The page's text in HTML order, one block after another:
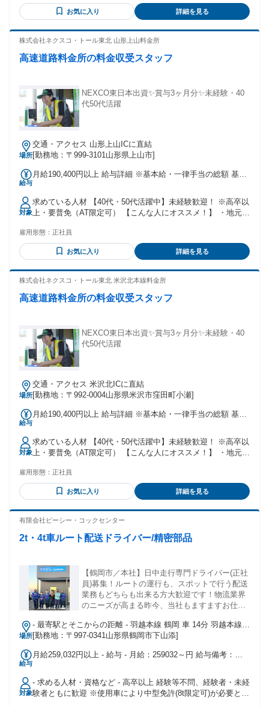
も同条件です。 ※固定残業代25時間相当分 (3万5000円以上)
を含み、 超過分は別途支給します。 ⭐賞与年3回 ⭐昇給年1回
<下記経験がある方もご活躍いただけます！> ・2t・3t・4t・
6tトラック等での配送 ・軽貨物、大型トレーラー、バス、 タ
年齢の条件と理由：あり（例外事由3号のイ・35歳以下（長期
お気に入り 詳細を見る
株式会社ネクスコ・トール東北 山形上山料金所
高速道路料金所の料金収受スタッフ
NEXCO東日本出資✨賞与3ヶ月分✨未経験・40
代50代活躍
場所
交通・アクセス 山形上山ICに直結
[勤務地：〒999-3101山形県上山市]
給与
月給190,400円以上 給与詳細 ※基本給・一律手当の総額 基本
に一律で支払われる通勤・皆勤・家族手当金額：なし 全員に
一律で支払われるその他手当金額：あり 1ヶ月あたり2万4400
円 〜 ★職務手当を含んだ金額です 【以下は、別途支給しま
す】 ★通勤手当 ★扶養手当 →配偶者7000円／ 子1人につき
手当 ★深夜手当 【昇給】 年1回（令和6年度実績） 【賞与】
年2回（計3.2ヶ月分・令和6年度実績）
対象
求めている人材 【40代・50代活躍中】未経験歓迎！ ※高卒以
上・要普免（AT限定可） 【こんな人にオススメ！】 ・地元で
ど、シフト勤務の経験がある方 ・夜勤や交代勤務に慣れてい
て、生活リズムを保ちながら働きたい方 ・人と話すのが好き
で、落ち着いた対応ができる方 ・「最後の転職にしたい」
している人の特徴】 ◆40代・50代を中心に活躍中！ 飲食・製
で働きたい」「体力的に無理なく働きたい」など、 転職理由
を上限(例外事由1号) 定年年齢が63歳のため及び満18歳未満の
深夜業務の原則禁止）
雇用形態： 正社員
お気に入り 詳細を見る
株式会社ネクスコ・トール東北 米沢北本線料金所
高速道路料金所の料金収受スタッフ
NEXCO東日本出資✨賞与3ヶ月分✨未経験・40
代50代活躍
場所
交通・アクセス 米沢北ICに直結
[勤務地：〒992-0004山形県米沢市窪田町小瀬]
給与
月給190,400円以上 給与詳細 ※基本給・一律手当の総額 基本
に一律で支払われる通勤・皆勤・家族手当金額：なし 全員に
一律で支払われるその他手当金額：あり 1ヶ月あたり2万4400
円 〜 ★職務手当を含んだ金額です 【以下は、別途支給しま
す】 ★通勤手当 ★扶養手当 →配偶者7000円／ 子1人につき
手当 ★深夜手当 【昇給】 年1回（令和6年度実績） 【賞与】
年2回（計3.2ヶ月分・令和6年度実績）
対象
求めている人材 【40代・50代活躍中】未経験歓迎！ ※高卒以
上・要普免（AT限定可） 【こんな人にオススメ！】 ・地元で
ど、シフト勤務の経験がある方 ・夜勤や交代勤務に慣れてい
て、生活リズムを保ちながら働きたい方 ・人と話すのが好き
で、落ち着いた対応ができる方 ・「最後の転職にしたい」
している人の特徴】 ◆40代・50代を中心に活躍中！ 飲食・製
で働きたい」「体力的に無理なく働きたい」など、 転職理由
を上限(例外事由1号) 定年年齢が63歳のため及び満18歳未満の
深夜業務の原則禁止）
雇用形態： 正社員
お気に入り 詳細を見る
有限会社ピーシー・コックセンター
2t・4t車ルート配送ドライバー/精密部品
【鶴岡市／本社】日中走行専門ドライバー(正社
員)募集！ルートの運行も、スポットで行う配送
業務もどちらも出来る方大歓迎です！物流業界
のニーズが高まる昨今、当社もますますお仕事
場所
- 最寄駅とそこからの距離 - 羽越本線 鶴岡 車 14分 羽越本線
藤島 車 18分 羽越本線 羽前大山 車 17分
[勤務地：〒997-0341山形県鶴岡市下山添]
給与
月給259,032円以上 - 給与 - 月給：259032～円 給与備考：月
※交通費全額別途支給(規定有り)
対象
- 求める人材・資格など - 高卒以上 経験等不問、経験者・未経
験者ともに歓迎 ※使用車により中型免許(8t限定可)が必要とな